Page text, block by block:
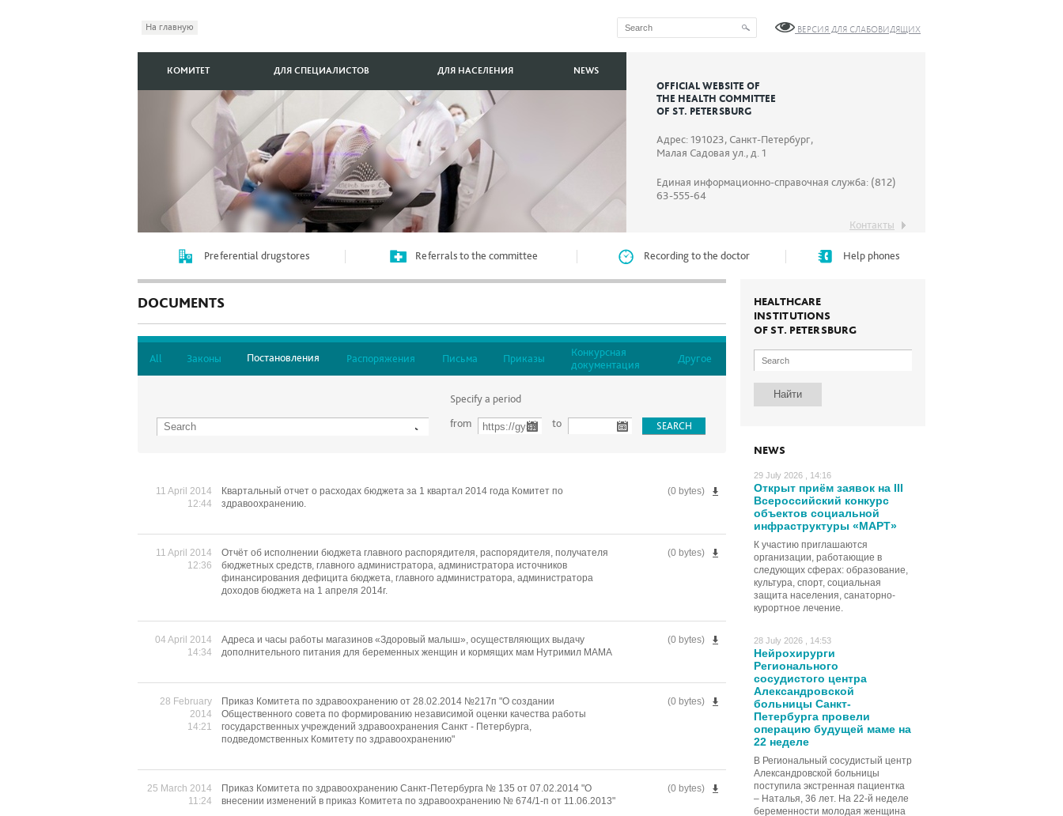
На главную ВЕРСИЯ ДЛЯ СЛАБОВИДЯЩИХ
OFFICIAL WEBSITE OF
THE HEALTH COMMITTEE
OF ST. PETERSBURG
Адрес: 191023, Санкт-Петербург,
Малая Садовая ул., д. 1
Единая информационно-справочная служба: (812)
63-555-64
Контакты
КОМИТЕТ ДЛЯ СПЕЦИАЛИСТОВ ДЛЯ НАСЕЛЕНИЯ NEWS
Preferential drugstores Referrals to the committee Recording to the doctor Help phones
HEALTHCARE
INSTITUTIONS
OF ST. PETERSBURG
NEWS
29 July 2026 , 14:16
Открыт приём заявок на III
Всероссийский конкурс
объектов социальной
инфраструктуры «МАРТ»
К участию приглашаются
организации, работающие в
следующих сферах: образование,
культура, спорт, социальная
защита населения, санаторно-
курортное лечение.
28 July 2026 , 14:53
Нейрохирурги
Регионального
сосудистого центра
Александровской
больницы Санкт-
Петербурга провели
операцию будущей маме на
22 неделе
В Региональный сосудистый центр
Александровской больницы
поступила экстренная пациентка
– Наталья, 36 лет. На 22-й неделе
беременности молодая женщина
DOCUMENTS
All Законы Постановления Распоряжения Письма Приказы
Конкурсная
документация
Другое
Specify a period
from
to
11 April 2014
12:44
(0 bytes)
Квартальный отчет о расходах бюджета за 1 квартал 2014 года Комитет по
здравоохранению.
11 April 2014
12:36
(0 bytes)
Отчёт об исполнении бюджета главного распорядителя, распорядителя, получателя
бюджетных средств, главного администратора, администратора источников
финансирования дефицита бюджета, главного администратора, администратора
доходов бюджета на 1 апреля 2014г.
04 April 2014
14:34
(0 bytes)
Адреса и часы работы магазинов «Здоровый малыш», осуществляющих выдачу
дополнительного питания для беременных женщин и кормящих мам Нутримил МАМА
28 February
2014
14:21
(0 bytes)
Приказ Комитета по здравоохранению от 28.02.2014 №217п "О создании
Общественного совета по формированию независимой оценки качества работы
государственных учреждений здравоохранения Санкт - Петербурга,
подведомственных Комитету по здравоохранению"
25 March 2014
11:24
(0 bytes)
Приказ Комитета по здравоохранению Санкт-Петербурга № 135 от 07.02.2014 "О
внесении изменений в приказ Комитета по здравоохранению № 674/1-п от 11.06.2013"